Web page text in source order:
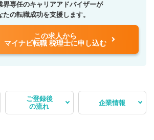
界専任のキャリアアドバイザーが
たの転職成功を支援します。
この求人から
マイナビ転職 税理士に申し込む
ご登録後
の流れ
企業情報